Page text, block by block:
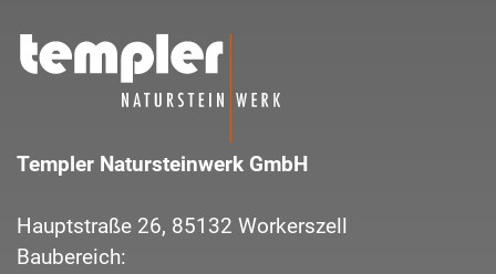
Templer Natursteinwerk GmbH
Hauptstraße 26, 85132 Workerszell
Baubereich: